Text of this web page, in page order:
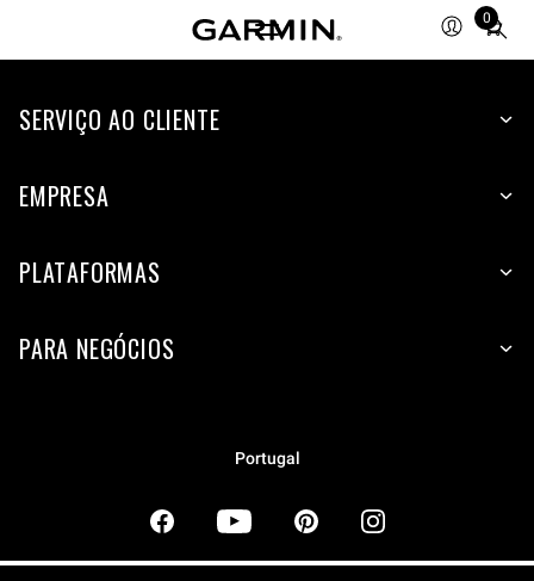
0
Total
items
cart:
SERVIÇO AO CLIENTE
EMPRESA
PLATAFORMAS
PARA NEGÓCIOS
Portugal